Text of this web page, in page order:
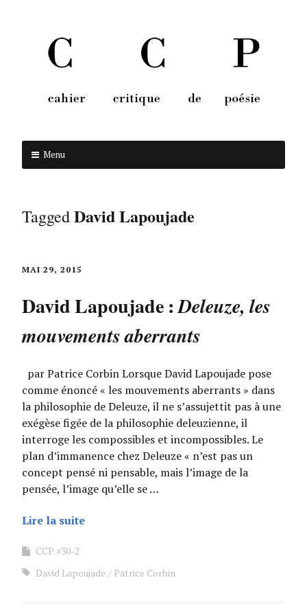
Menu
TaggedDavid Lapoujade
MAI 29, 2015
David Lapoujade :Deleuze, les
mouvements aberrants
par Patrice Corbin Lorsque David Lapoujade pose
comme énoncé « les mouvements aberrants » dans
la philosophie de Deleuze, il ne s’assujettit pas à une
exégèse figée de la philosophie deleuzienne, il
interroge les compossibles et incompossibles. Le
plan d’immanence chez Deleuze « n’est pas un
concept pensé ni pensable, mais l’image de la
pensée, l’image qu’elle se …
Lire la suite
CCP #30-2
David Lapoujade
Patrice Corbin